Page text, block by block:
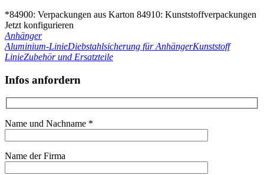
*84900: Verpackungen aus Karton 84910: Kunststoffverpackungen
Jetzt konfigurieren
Anhänger
Aluminium-LinieDiebstahlsicherung für AnhängerKunststoff
LinieZubehör und Ersatzteile
Infos anfordern
Name und Nachname *
Name der Firma